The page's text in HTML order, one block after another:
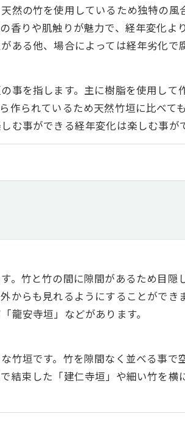
然の竹を使用しているため独特の
香りや肌触りが魅力で、経年変化よ
ある他、場合によっては経年劣化で
事を指します。主に樹脂を使用し
作られているため天然竹垣に比べて
む事ができる経年変化は楽しむ事が
。竹と竹の間に隙間があるため目
からも見れるようにすることができ
龍安寺垣」などがあります。
竹垣です。竹を隙間なく並べる事
結束した「建仁寺垣」や細い竹を